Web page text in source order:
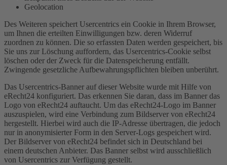
Geolocation
Des Weiteren speichert Usercentrics ein Cookie in Ihrem Browser,
um Ihnen die erteilten Einwilligungen bzw. deren Widerruf
zuordnen zu können. Die so erfassten Daten werden gespeichert, bis
Sie uns zur Löschung auffordern, das Usercentrics-Cookie selbst
löschen oder der Zweck für die Datenspeicherung entfällt.
Zwingende gesetzliche Aufbewahrungspflichten bleiben unberührt.
Das Usercentrics-Banner auf dieser Website wurde mit Hilfe von
eRecht24 konfiguriert. Das erkennen Sie daran, dass im Banner das
Logo von eRecht24 auftaucht. Um das eRecht24-Logo im Banner
auszuspielen, wird eine Verbindung zum Bildserver von eRecht24
hergestellt. Hierbei wird auch die IP-Adresse übertragen, die jedoch
nur in anonymisierter Form in den Server-Logs gespeichert wird.
Der Bildserver von eRecht24 befindet sich in Deutschland bei
einem deutschen Anbieter. Das Banner selbst wird ausschließlich
von Usercentrics zur Verfügung gestellt.